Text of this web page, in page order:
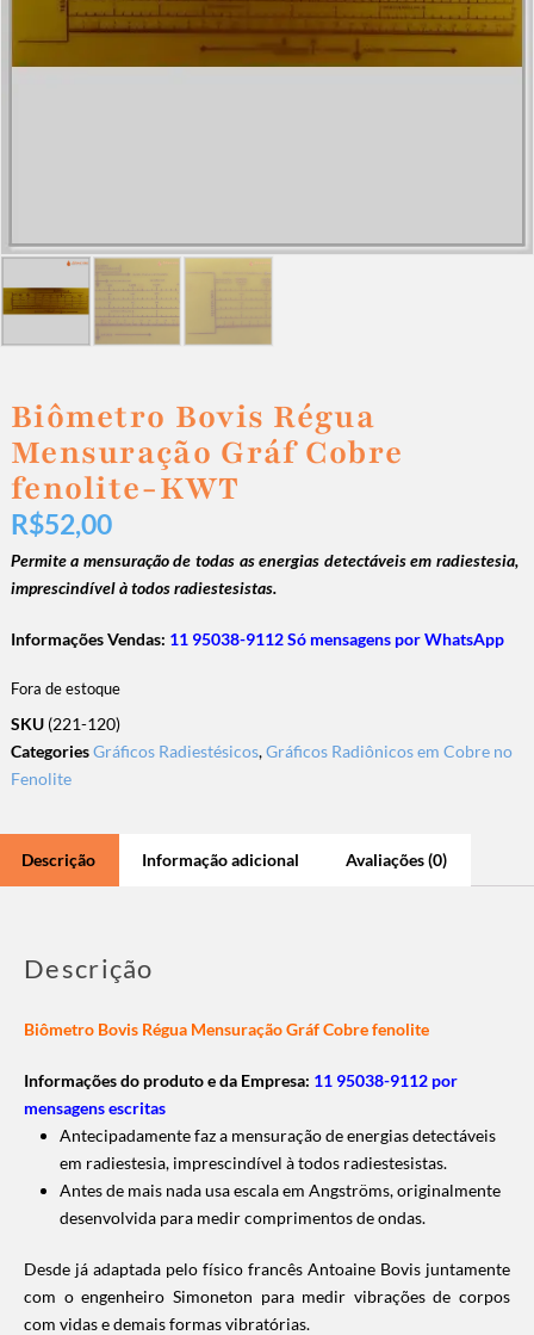
Biômetro Bovis Régua
Mensuração Gráf Cobre
fenolite-KWT
R$52,00
Permite a mensuração de todas as energias detectáveis em radiestesia,
imprescindível à todos radiestesistas.
Informações Vendas: 11 95038-9112 Só mensagens por WhatsApp
Fora de estoque
SKU (221-120)
CategoriesGráficos Radiestésicos,Gráficos Radiônicos em Cobre no
Fenolite
Descrição Informação adicional Avaliações (0)
Descrição
Biômetro Bovis Régua Mensuração Gráf Cobre fenolite
Informações do produto e da Empresa: 11 95038-9112 por
mensagens escritas
Antecipadamente faz a mensuração de energias detectáveis
em radiestesia, imprescindível à todos radiestesistas.
Antes de mais nada usa escala em Angströms, originalmente
desenvolvida para medir comprimentos de ondas.
Desde já adaptada pelo físico francês Antoaine Bovis juntamente
com o engenheiro Simoneton para medir vibrações de corpos
com vidas e demais formas vibratórias.